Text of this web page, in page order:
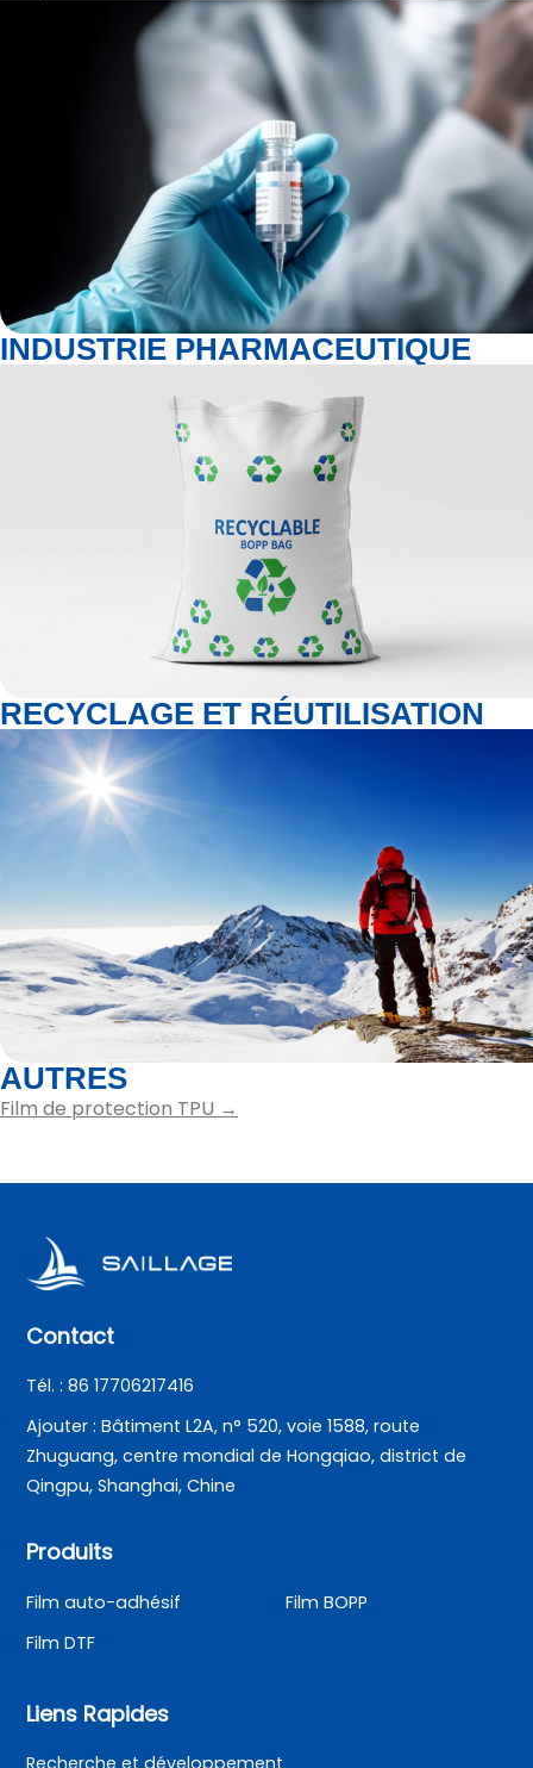
INDUSTRIE PHARMACEUTIQUE
RECYCLAGE ET RÉUTILISATION
AUTRES
Film de protection TPU →
Contact
Tél. : 86 17706217416
Ajouter : Bâtiment L2A, n° 520, voie 1588, route
Zhuguang, centre mondial de Hongqiao, district de
Qingpu, Shanghai, Chine
Produits
Film auto-adhésif
Film BOPP
Film DTF
Liens Rapides